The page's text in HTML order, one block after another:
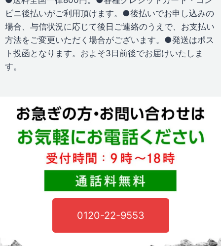
ビニ後払いがご利用頂けます。●後払いでお申し込みの
場合、与信状況に応じて後日ご連絡のうえで、お支払い
方法をご変更いただく場合がございます。●発送はポス
ト投函となります。およそ3日前後でお届けいたしま
す。
0120-22-9553